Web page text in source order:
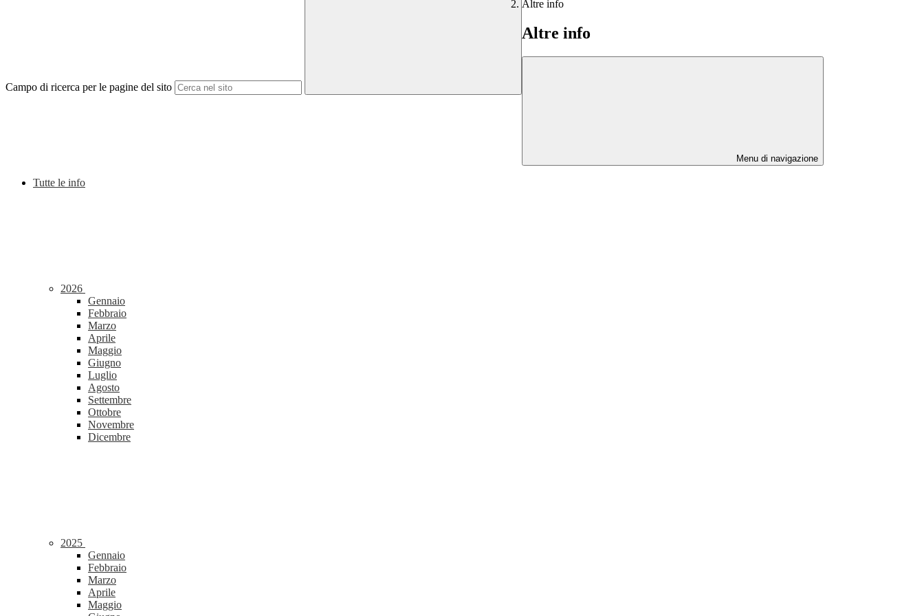
Campo di ricerca per le pagine del sito
Altre info
Altre info
Menu di navigazione
Tutte le info
2026
Gennaio
Febbraio
Marzo
Aprile
Maggio
Giugno
Luglio
Agosto
Settembre
Ottobre
Novembre
Dicembre
2025
Gennaio
Febbraio
Marzo
Aprile
Maggio